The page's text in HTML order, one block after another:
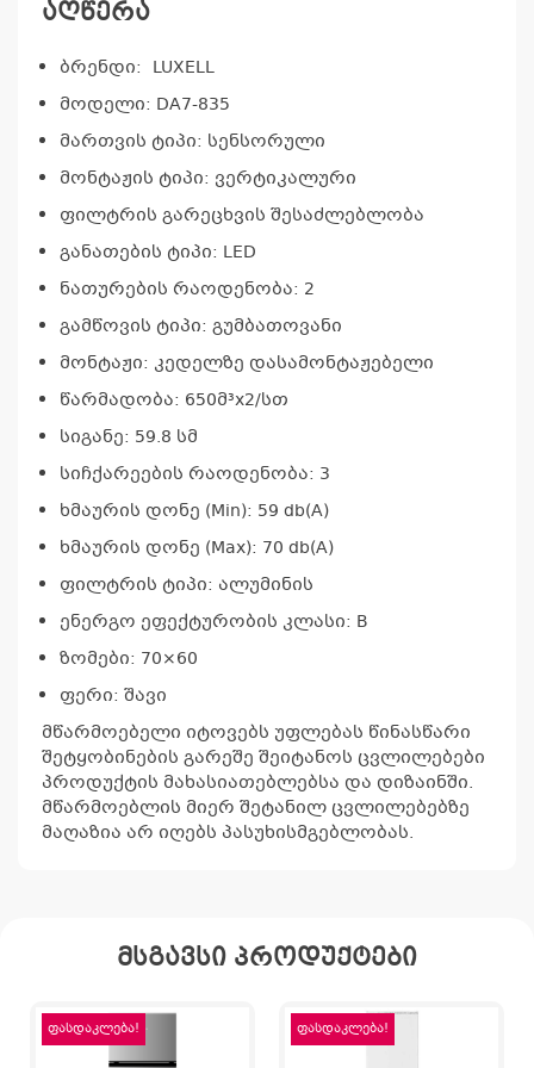
აღწერა
ბრენდი: LUXELL
მოდელი: DA7-835
მართვის ტიპი: სენსორული
მონტაჟის ტიპი: ვერტიკალური
ფილტრის გარეცხვის შესაძლებლობა
განათების ტიპი: LED
ნათურების რაოდენობა: 2
გამწოვის ტიპი: გუმბათოვანი
მონტაჟი: კედელზე დასამონტაჟებელი
წარმადობა: 650მ³x2/სთ
სიგანე: 59.8 სმ
სიჩქარეების რაოდენობა: 3
ხმაურის დონე (Min): 59 db(A)
ხმაურის დონე (Max): 70 db(A)
ფილტრის ტიპი: ალუმინის
ენერგო ეფექტურობის კლასი: B
ზომები: 70×60
ფერი: შავი
მწარმოებელი იტოვებს უფლებას წინასწარი
შეტყობინების გარეშე შეიტანოს ცვლილებები
პროდუქტის მახასიათებლებსა და დიზაინში.
მწარმოებლის მიერ შეტანილ ცვლილებებზე
მაღაზია არ იღებს პასუხისმგებლობას.
მსგავსი პროდუქტები
ფასდაკლება! ფასდაკლება!